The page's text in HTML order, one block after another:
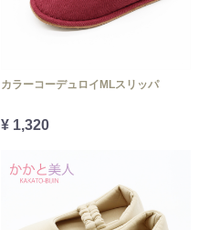
カラーコーデュロイMLスリッパ
¥ 1,320